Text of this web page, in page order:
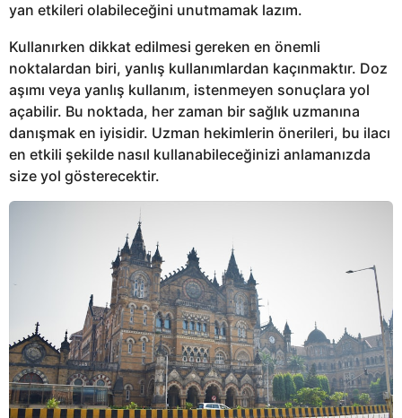
yan etkileri olabileceğini unutmamak lazım.
Kullanırken dikkat edilmesi gereken en önemli
noktalardan biri, yanlış kullanımlardan kaçınmaktır. Doz
aşımı veya yanlış kullanım, istenmeyen sonuçlara yol
açabilir. Bu noktada, her zaman bir sağlık uzmanına
danışmak en iyisidir. Uzman hekimlerin önerileri, bu ilacı
en etkili şekilde nasıl kullanabileceğinizi anlamanızda
size yol gösterecektir.